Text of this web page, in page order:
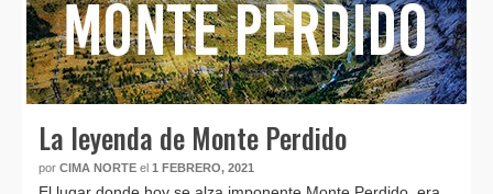
La leyenda de Monte Perdido
por CIMA NORTE el 1 FEBRERO, 2021